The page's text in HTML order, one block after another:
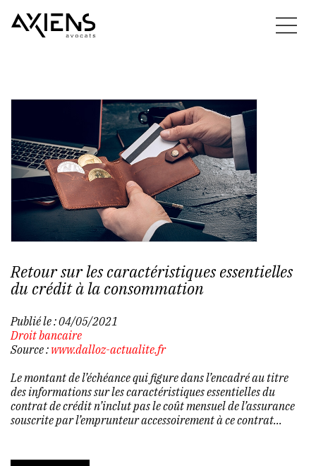
Retour sur les caractéristiques essentielles
du crédit à la consommation
Publié le :04/05/2021
Droit bancaire
Source : www.dalloz-actualite.fr
Le montant de l’échéance qui figure dans l’encadré au titre
des informations sur les caractéristiques essentielles du
contrat de crédit n’inclut pas le coût mensuel de l’assurance
souscrite par l’emprunteur accessoirement à ce contrat...